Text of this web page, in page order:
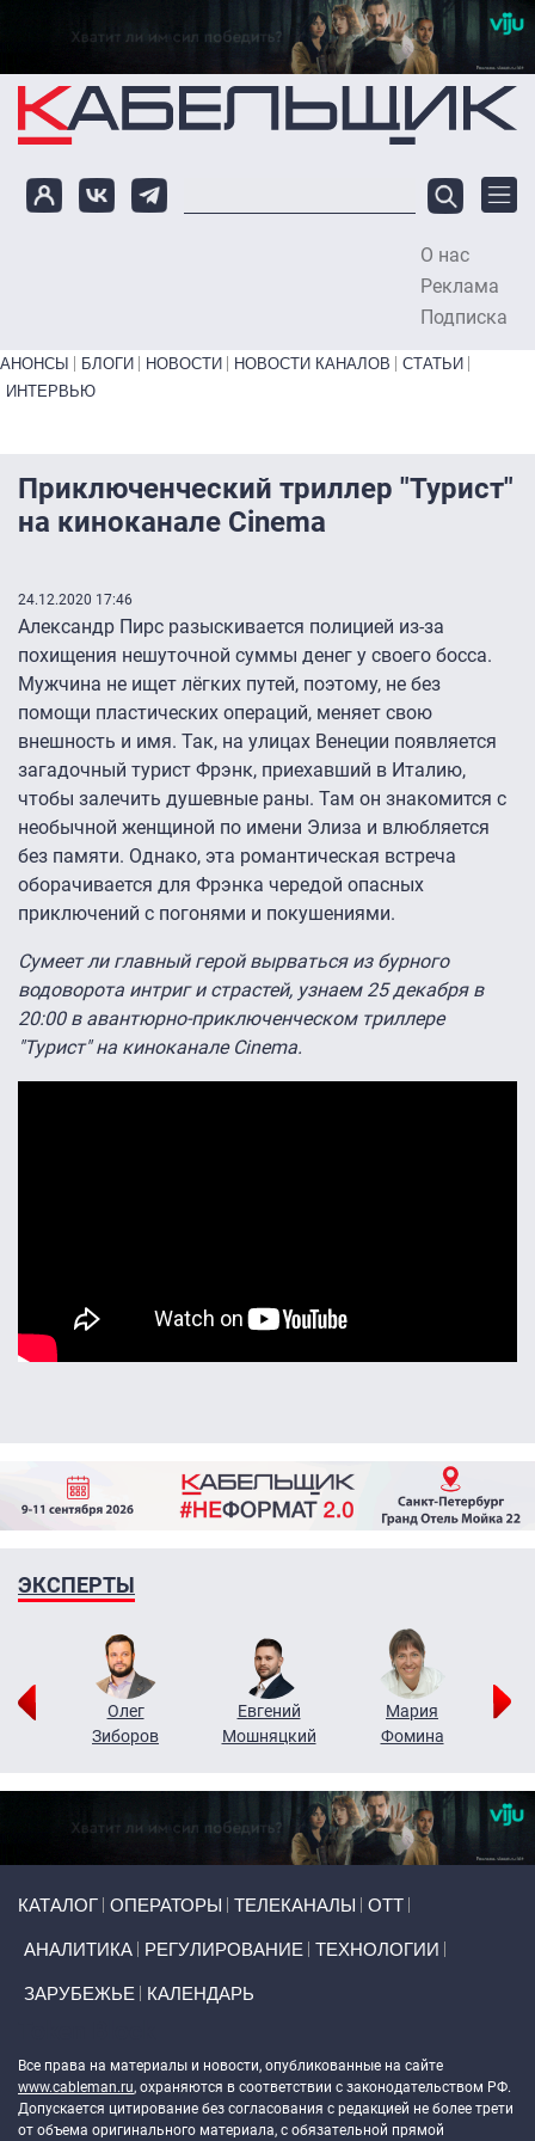
Перейти к основному содержанию
О нас
Реклама
Подписка
Primary links bottom
АНОНСЫ БЛОГИ НОВОСТИ НОВОСТИ КАНАЛОВ
СТАТЬИ
ИНТЕРВЬЮ
Приключенческий триллер "Турист"
на киноканале Cinema
24.12.2020 17:46
Александр Пирс разыскивается полицией из-за
похищения нешуточной суммы денег у своего босса.
Мужчина не ищет лёгких путей, поэтому, не без
помощи пластических операций, меняет свою
внешность и имя. Так, на улицах Венеции появляется
загадочный турист Фрэнк, приехавший в Италию,
чтобы залечить душевные раны. Там он знакомится с
необычной женщиной по имени Элиза и влюбляется
без памяти. Однако, эта романтическая встреча
оборачивается для Фрэнка чередой опасных
приключений с погонями и покушениями.
Сумеет ли главный герой вырваться из бурного
водоворота интриг и страстей, узнаем 25 декабря в
20:00 в авантюрно-приключенческом триллере
"Турист" на киноканале Cinema.
ЭКСПЕРТЫ
Олег
Зиборов
Евгений
Мошняцкий
Мария
Фомина
КАТАЛОГ ОПЕРАТОРЫ ТЕЛЕКАНАЛЫ ОТТ
АНАЛИТИКА РЕГУЛИРОВАНИЕ ТЕХНОЛОГИИ
ЗАРУБЕЖЬЕ КАЛЕНДАРЬ
Все права на материалы и новости, опубликованные на сайте
www.cableman.ru, охраняются в соответствии с законодательством РФ.
Допускается цитирование без согласования с редакцией не более трети
от объема оригинального материала, с обязательной прямой